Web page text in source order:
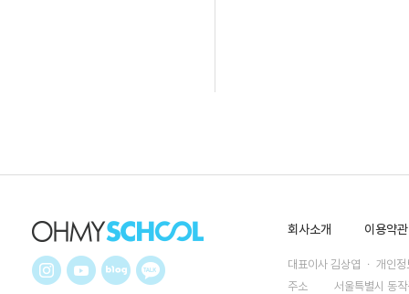
회사소개 이용약관
대표이사 김상엽 ㆍ 개인
주소
서울특별시 동